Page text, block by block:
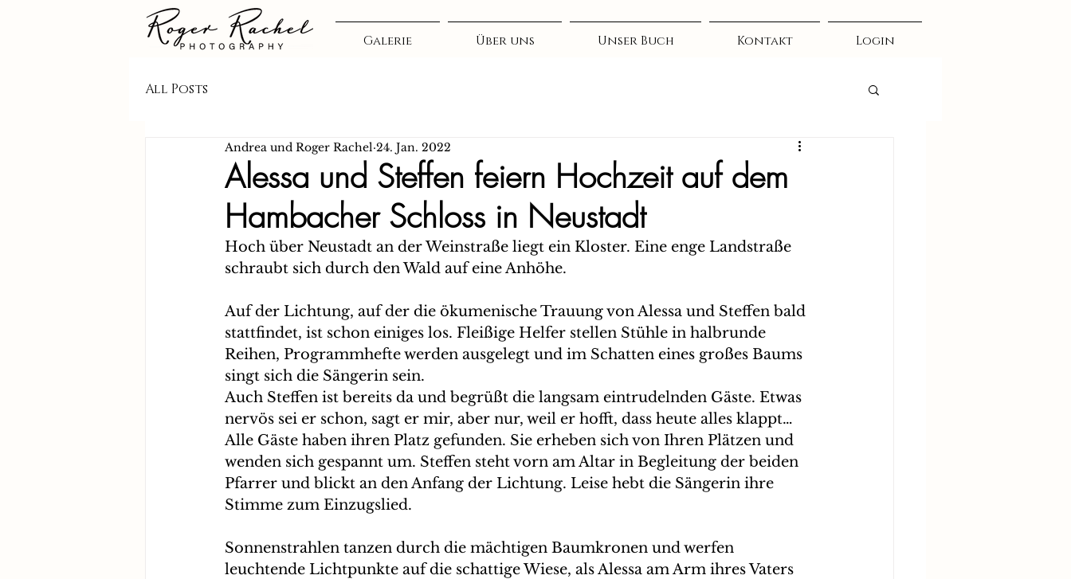
Galerie Über uns Unser Buch Kontakt Login
All Posts
Alessa und Steffen feiern Hochzeit auf dem
Hambacher Schloss in Neustadt
Andrea und Roger Rachel 24. Jan. 2022
Hoch über Neustadt an der Weinstraße liegt ein Kloster. Eine enge Landstraße
schraubt sich durch den Wald auf eine Anhöhe.
Auf der Lichtung, auf der die ökumenische Trauung von Alessa und Steffen bald
stattfindet, ist schon einiges los. Fleißige Helfer stellen Stühle in halbrunde
Reihen, Programmhefte werden ausgelegt und im Schatten eines großes Baums
singt sich die Sängerin sein.
Auch Steffen ist bereits da und begrüßt die langsam eintrudelnden Gäste. Etwas
nervös sei er schon, sagt er mir, aber nur, weil er hofft, dass heute alles klappt…
Alle Gäste haben ihren Platz gefunden. Sie erheben sich von Ihren Plätzen und
wenden sich gespannt um. Steffen steht vorn am Altar in Begleitung der beiden
Pfarrer und blickt an den Anfang der Lichtung. Leise hebt die Sängerin ihre
Stimme zum Einzugslied.
Sonnenstrahlen tanzen durch die mächtigen Baumkronen und werfen
leuchtende Lichtpunkte auf die schattige Wiese, als Alessa am Arm ihres Vaters